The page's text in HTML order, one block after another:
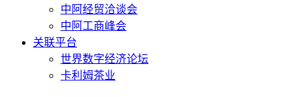
中阿经贸洽谈会
中阿工商峰会
关联平台
世界数字经济论坛
卡利姆茶业